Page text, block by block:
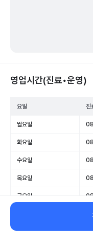
영업시간(진료•운영)
요일 진
월요일
화요일
수요일
목요일
금요일
일요일